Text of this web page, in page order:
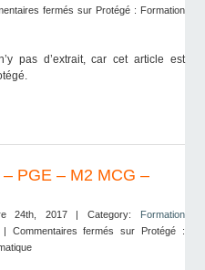
fermés sur Protégé : Formation
n’y pas d’extrait, car cet article est
PGE – M2 MCG –
24th, 2017 | Category:
Formation
| Commentaires fermés
sur Protégé :